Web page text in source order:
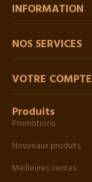
INFORMATION
NOS SERVICES
VOTRE COMPTE
Produits
Promotions
Nouveaux produits
Meilleures ventes